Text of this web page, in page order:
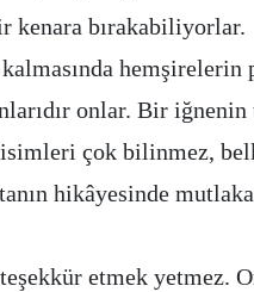
kenara bırakabiliyorlar.
hemşirelerin
onlar. Bir
çok bilinmez,
hikâyesinde
etmek yetmez.